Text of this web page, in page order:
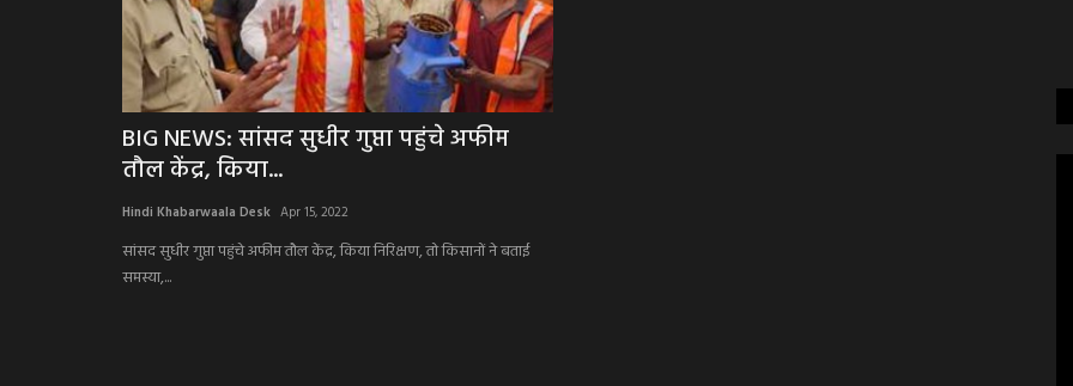
BIG NEWS: सांसद सुधीर गुप्ता पहुंचे अफीम
तौल केंद्र, किया...
Hindi Khabarwaala Desk Apr 15, 2022
सांसद सुधीर गुप्ता पहुंचे अफीम तौल केंद्र, किया निरिक्षण, तो किसानों ने बताई
समस्या,...